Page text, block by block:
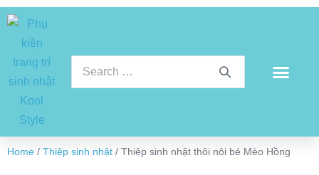
Home / Thiệp sinh nhật / Thiệp sinh nhật thôi nôi bé Mèo Hồng